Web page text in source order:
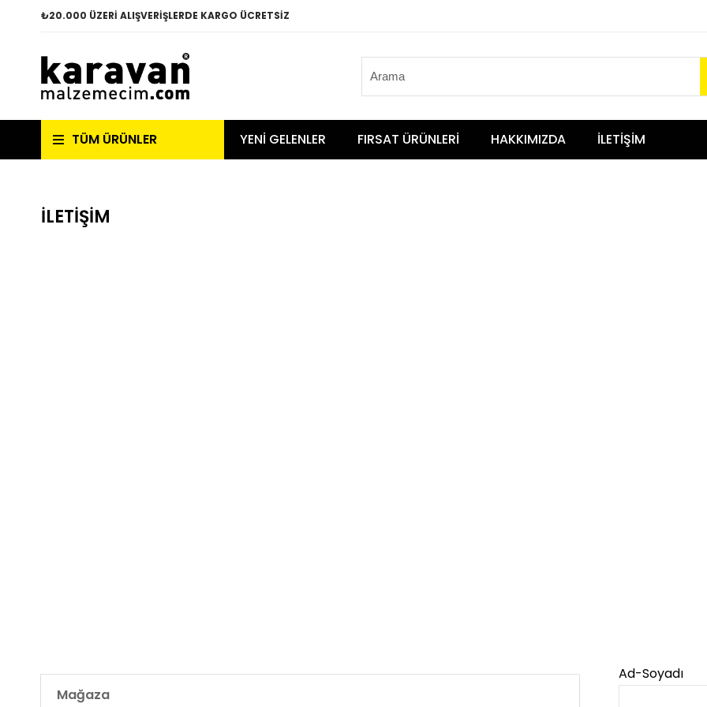
₺20.000 ÜZERİ ALIŞVERİŞLERDE KARGO ÜCRETSİZ
TÜM ÜRÜNLER YENİ GELENLER FIRSAT ÜRÜNLERİ HAKKIMIZDA İLETİŞİM
İLETİŞİM
Mağaza
Ad-Soyadı